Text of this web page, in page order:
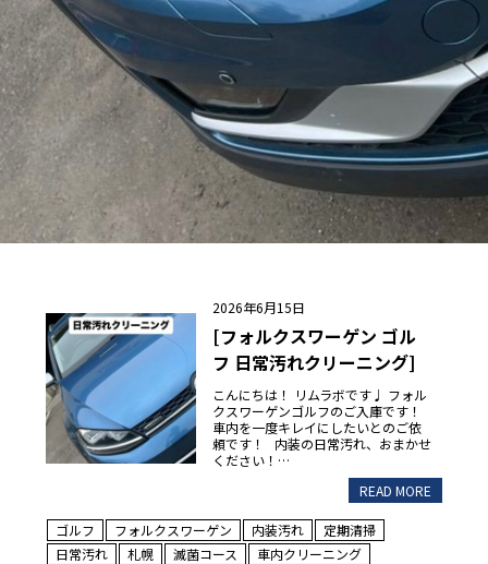
2026年6月15日
[フォルクスワーゲン ゴル
フ 日常汚れクリーニング]
こんにちは！ リムラボです♩ フォル
クスワーゲンゴルフのご入庫です！
車内を一度キレイにしたいとのご依
頼です！ 内装の日常汚れ、おまかせ
ください！…
READ MORE
ゴルフ フォルクスワーゲン 内装汚れ
定期清掃
日常汚れ
札幌 滅菌コース
車内クリーニング